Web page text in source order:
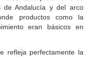
de Andalucía y del arco
productos como la
eran básicos en
refleja perfectamente la